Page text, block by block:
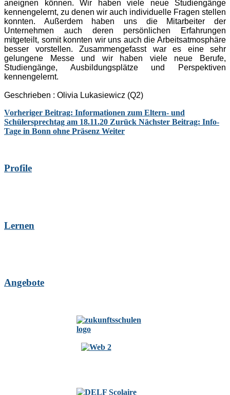
aneignen können. Wir haben viele neue Studiengänge
kennengelernt, zu denen wir auch individuelle Fragen stellen
konnten. Außerdem haben uns die Mitarbeiter der
Unternehmen auch deren persönlichen Erfahrungen
mitgeteilt, somit konnten wir uns auch die Arbeitsatmosphäre
besser vorstellen. Zusammengefasst war es eine sehr
gelungene Messe und wir haben viele neue Berufe,
Studiengänge, Ausbildungsplätze und Perspektiven
kennengelernt.
Geschrieben : Olivia Lukasiewicz (Q2)
Vorheriger Beitrag: Informationen zum Eltern- und
Schülersprechtag am 18.11.20 Zurück Nächster Beitrag: Info-
Tage in Bonn ohne Präsenz Weiter
Profile
Lernen
Angebote